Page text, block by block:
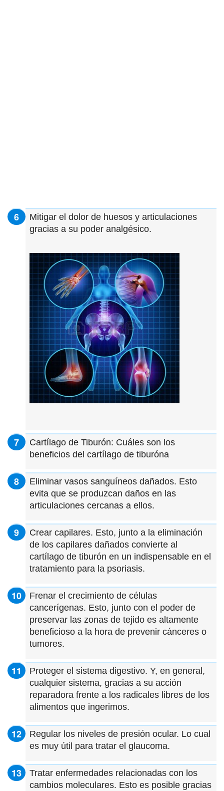
Mitigar el dolor de huesos y articulaciones
gracias a su poder analgésico.
Cartílago de Tiburón: Cuáles son los
beneficios del cartílago de tiburóna
Eliminar vasos sanguíneos dañados. Esto
evita que se produzcan daños en las
articulaciones cercanas a ellos.
Crear capilares. Esto, junto a la eliminación
de los capilares dañados convierte al
cartílago de tiburón en un indispensable en el
tratamiento para la psoriasis.
Frenar el crecimiento de células
cancerígenas. Esto, junto con el poder de
preservar las zonas de tejido es altamente
beneficioso a la hora de prevenir cánceres o
tumores.
Proteger el sistema digestivo. Y, en general,
cualquier sistema, gracias a su acción
reparadora frente a los radicales libres de los
alimentos que ingerimos.
Regular los niveles de presión ocular. Lo cual
es muy útil para tratar el glaucoma.
Tratar enfermedades relacionadas con los
cambios moleculares. Esto es posible gracias